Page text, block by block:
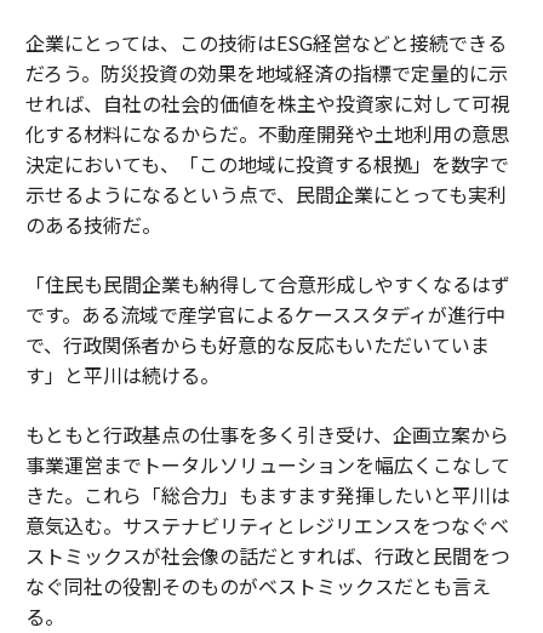
企業にとっては、この技術はESG経営などと接続できる
だろう。防災投資の効果を地域経済の指標で定量的に示
せれば、自社の社会的価値を株主や投資家に対して可視
化する材料になるからだ。不動産開発や土地利用の意思
決定においても、「この地域に投資する根拠」を数字で
示せるようになるという点で、民間企業にとっても実利
のある技術だ。
「住民も民間企業も納得して合意形成しやすくなるはず
です。ある流域で産学官によるケーススタディが進行中
で、行政関係者からも好意的な反応もいただいていま
す」と平川は続ける。
もともと行政基点の仕事を多く引き受け、企画立案から
事業運営までトータルソリューションを幅広くこなして
きた。これら「総合力」もますます発揮したいと平川は
意気込む。サステナビリティとレジリエンスをつなぐベ
ストミックスが社会像の話だとすれば、行政と民間をつ
なぐ同社の役割そのものがベストミックスだとも言え
る。